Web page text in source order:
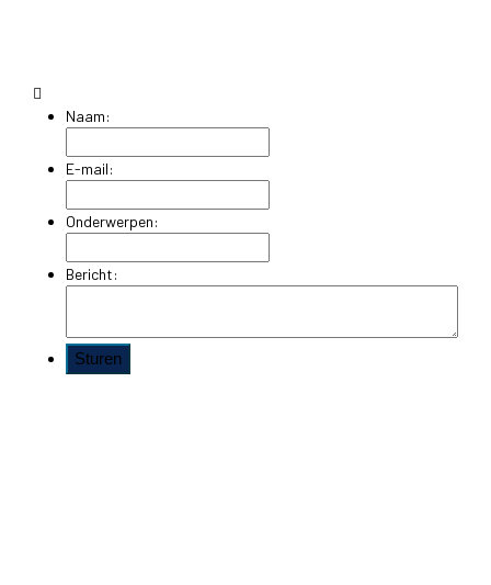
Naam:
E-mail:
Onderwerpen:
Bericht: